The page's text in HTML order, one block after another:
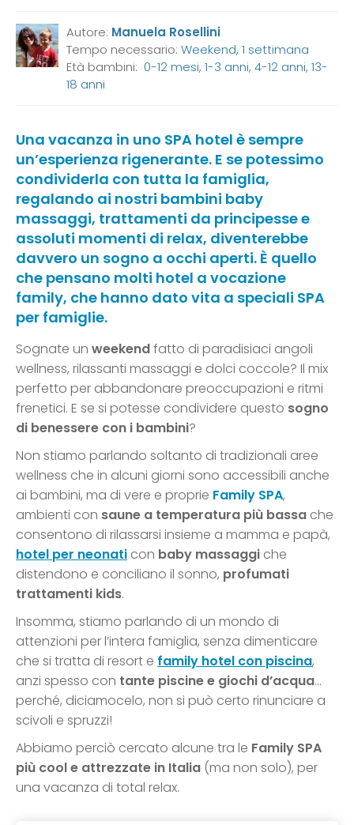
Autore: Manuela Rosellini
Tempo necessario:Weekend, 1 settimana
Età bambini:0-12 mesi,1-3 anni,4-12 anni,13-
18 anni
Una vacanza in uno SPA hotel è sempre
un’esperienza rigenerante. E se potessimo
condividerla con tutta la famiglia,
regalando ai nostri bambini baby
massaggi, trattamenti da principesse e
assoluti momenti di relax, diventerebbe
davvero un sogno a occhi aperti. È quello
che pensano molti hotel a vocazione
family, che hanno dato vita a speciali SPA
per famiglie.
Sognate un weekendfatto di paradisiaci angoli
wellness, rilassanti massaggi e dolci coccole? Il mix
perfetto per abbandonare preoccupazioni e ritmi
frenetici. E se si potesse condividere questo sogno
di benessere con i bambini?
Non stiamo parlando soltanto di tradizionali aree
wellness che in alcuni giorni sono accessibili anche
ai bambini, ma di vere e proprie Family SPA,
ambienti con saune a temperatura più bassa che
consentono di rilassarsi insieme a mamma e papà,
hotel per neonati con baby massaggi che
distendono e conciliano il sonno, profumati
trattamenti kids.
Insomma, stiamo parlando di un mondo di
attenzioni per l’intera famiglia, senza dimenticare
che si tratta di resort e family hotel con piscina,
anzi spesso con tante piscine e giochi d’acqua…
perché, diciamocelo, non si può certo rinunciare a
scivoli e spruzzi!
Abbiamo perciò cercato alcune tra le Family SPA
più cool e attrezzate in Italia (ma non solo), per
una vacanza di total relax.